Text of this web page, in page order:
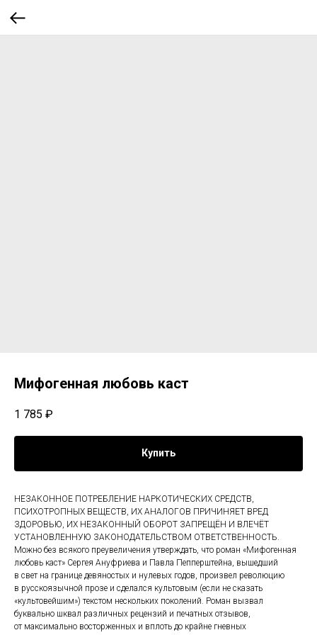
Мифогенная любовь каст
1 785 ₽
Купить
НЕЗАКОННОЕ ПОТРЕБЛЕНИЕ НАРКОТИЧЕСКИХ СРЕДСТВ,
ПСИХОТРОПНЫХ ВЕЩЕСТВ, ИХ АНАЛОГОВ ПРИЧИНЯЕТ ВРЕД
ЗДОРОВЬЮ, ИХ НЕЗАКОННЫЙ ОБОРОТ ЗАПРЕЩЁН И ВЛЕЧЁТ
УСТАНОВЛЕННУЮ ЗАКОНОДАТЕЛЬСТВОМ ОТВЕТСТВЕННОСТЬ.
Можно без всякого преувеличения утверждать, что роман «Мифогенная
любовь каст» Сергея Ануфриева и Павла Пепперштейна, вышедший
в свет на границе девяностых и нулевых годов, произвел революцию
в русскоязычной прозе и сделался культовым (если не сказать
«культовейшим») текстом нескольких поколений. Роман вызвал
буквально шквал различных рецензий и печатных отзывов,
от максимально восторженных и вплоть до крайне гневных